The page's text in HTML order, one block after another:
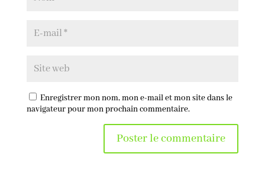
Enregistrer mon nom, mon e-mail et mon site dans le
navigateur pour mon prochain commentaire.